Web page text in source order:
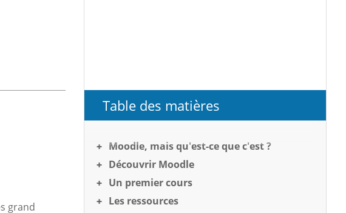
grand
Table des matières
Moodle, mais qu'est-ce que c'est ?
Découvrir Moodle
Un premier cours
Les ressources